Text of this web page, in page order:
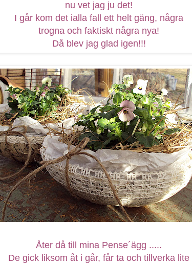
nu vet jag ju det!
I går kom det ialla fall ett helt gäng, några
trogna och faktiskt några nya!
Då blev jag glad igen!!!
Åter då till mina Pense´ägg .....
De gick liksom åt i går, får ta och tillverka lite